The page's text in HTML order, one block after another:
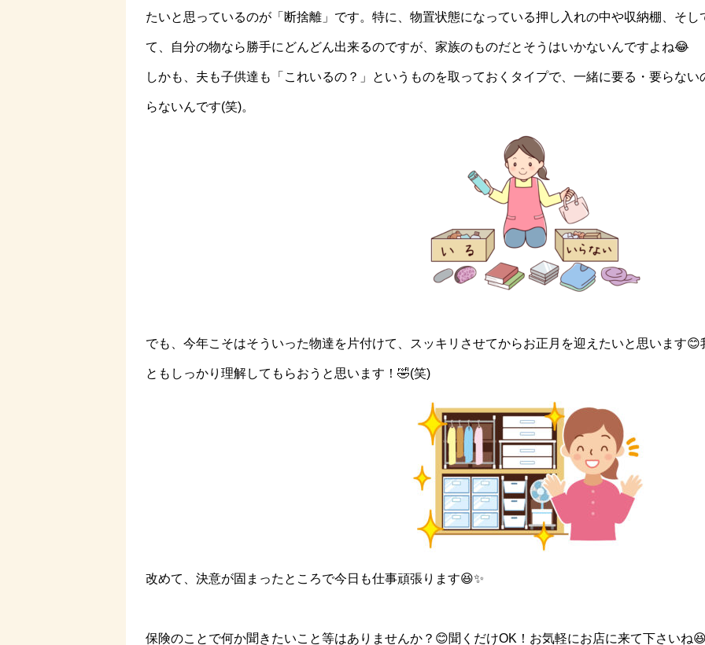
たいと思っているのが「断捨離」です。特に、物置状態になっている押し入れの中や収納棚、そ
て、自分の物なら勝手にどんどん出来るのですが、家族のものだとそうはいかないんですよね😂
しかも、夫も子供達も「これいるの？」というものを取っておくタイプで、一緒に要る・要らな
らないんです(笑)。
でも、今年こそはそういった物達を片付けて、スッキリさせてからお正月を迎えたいと思います
ともしっかり理解してもらおうと思います！🤣(笑)
改めて、決意が固まったところで今日も仕事頑張ります😆✨
保険のことで何か聞きたいこと等はありませんか？😊聞くだけOK！お気軽にお店に来て下さいね